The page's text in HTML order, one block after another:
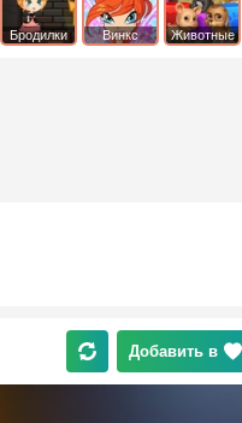
Бродилки Винкс Животные
Добавить в